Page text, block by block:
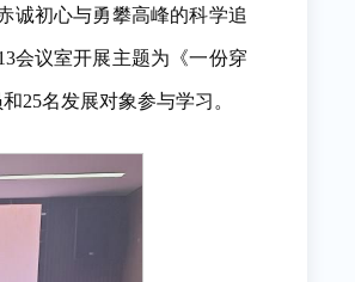
诚初心与勇攀高峰的科学追
会议室开展主题为《一份穿
25名发展对象参与学习。